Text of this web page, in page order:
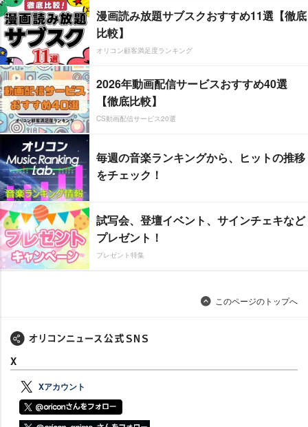
漫画読み放題サブスクおすすめ11選【徹底
比較】
オリコン顧客満足度ランキング
2026年動画配信サービスおすすめ40選
【徹底比較】
CS動画配信サービス20選
毎週の音楽ランキングから、ヒットの推移
をチェック！
試写会、登壇イベント、サインチェキなど
プレゼント！
プレゼント特集
このページのトップへ
X
Xアカウント